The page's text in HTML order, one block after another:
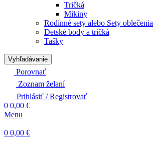
Tričká
Mikiny
Rodinné sety alebo Sety oblečenia
Detské body a tričká
Tašky
Vyhľadávanie
Porovnať
Zoznam želaní
Prihlásiť / Registrovať
0 0,00 €
Menu
0 0,00 €